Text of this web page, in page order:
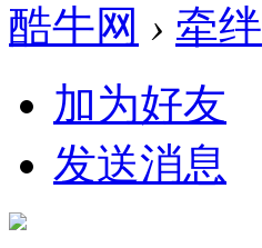
酷牛网 › 牵绊
加为好友
发送消息